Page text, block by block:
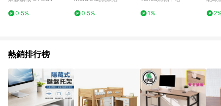
行申訴，恕無法贈點回饋。 10. 部分點數紅包僅限指定商品使
用，或不適用於無回饋商品。各點數紅包之適用商品與使用條件
0.5%
0.5%
1%
熱銷排行榜